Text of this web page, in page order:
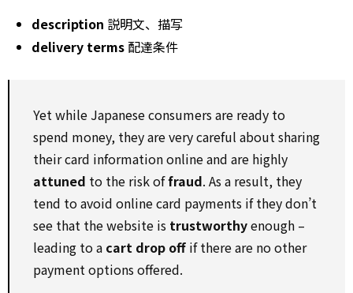
description 説明文、描写
delivery terms 配達条件
Yet while Japanese consumers are ready to
spend money, they are very careful about sharing
their card information online and are highly
attuned to the risk offraud. As a result, they
tend to avoid online card payments if they don’t
see that the website is trustworthyenough –
leading to a cart drop off if there are no other
payment options offered.